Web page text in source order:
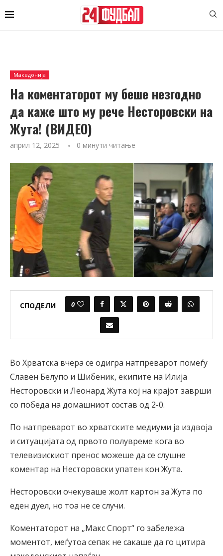
Македонија
На коментаторот му беше незгодно
да каже што му рече Несторовски на
Жута! (ВИДЕО)
април 12, 2025 0 минути читање
СПОДЕЛИ 0
Во Хрватска вчера се одигра натпреварот помеѓу
Славен Белупо и Шибеник, екипите на Илија
Несторовски и Леонард Жута кој на крајот заврши
со победа на домашниот состав од 2-0.
По натпреварот во хрватските медиуми ја издвоја
и ситуацијата од првото полувреме кога во
телевизискиот пренос можеше да се слушне
коментар на Несторовски упатен кон Жута.
Несторовски очекуваше жолт картон за Жута по
еден дуел, но тоа не се случи.
Коментаторот на „Макс Спорт“ го забележа
моментот, меѓутоа сепак не сакаше да го цитира